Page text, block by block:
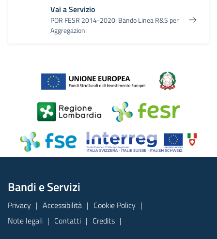
Vai a Servizio
POR FESR 2014-2020: Bando Linea R&S per
Aggregazioni
Bandi e Servizi
Privacy Accessibilità
Cookie Policy
Note legali
Contatti Credits